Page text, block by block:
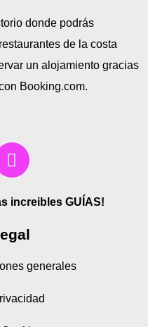
donde podrás
de la costa
un alojamiento gracias
Booking.com.
increibles GUÍAS!
generales